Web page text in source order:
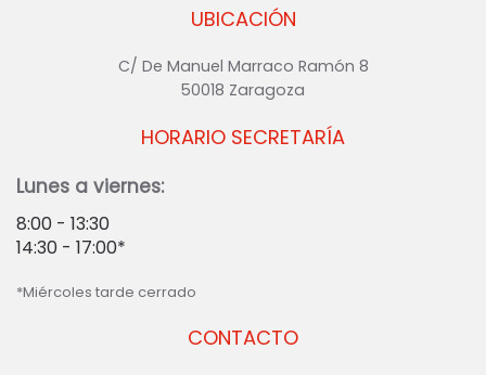
UBICACIÓN
C/ De Manuel Marraco Ramón 8
50018 Zaragoza
CONTACTO
HORARIO SECRETARÍA
Lunes a viernes:
8:00 - 13:30
14:30 - 17:00*
*Miércoles tarde cerrado